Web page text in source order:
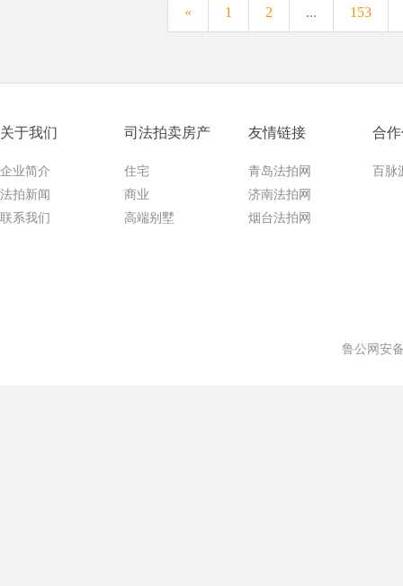
« 1 2 ... 153
关于我们
企业简介
法拍新闻
联系我们
司法拍卖房产
住宅
商业
高端别墅
友情链接
青岛法拍网
济南法拍网
烟台法拍网
合
百脉
鲁公网安